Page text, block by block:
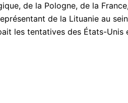
de la Pologne, de la
de la Lituanie au
les tentatives des États-Unis